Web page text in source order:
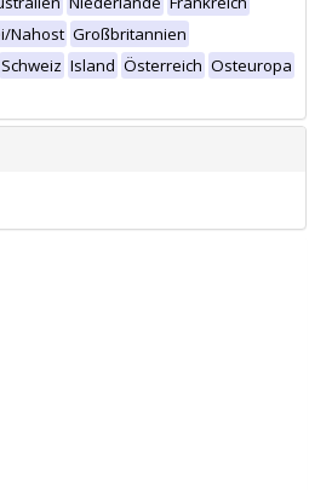
Nahost Großbritannien
Schweiz Island Österreich Osteuropa